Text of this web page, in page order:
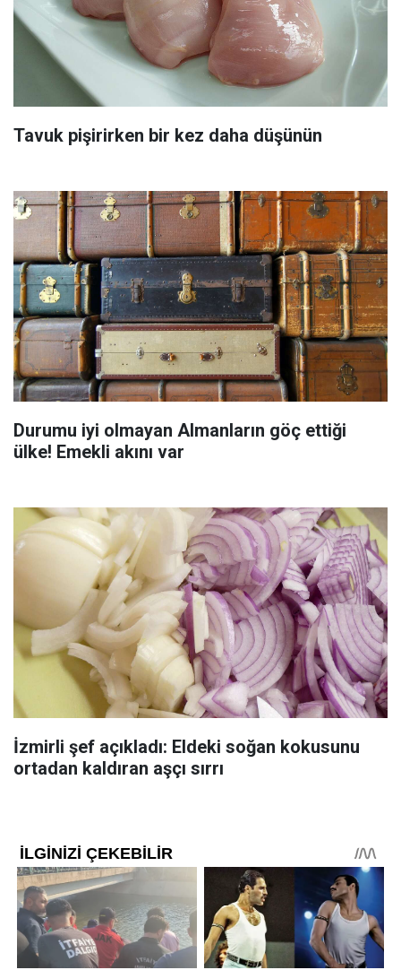
Tavuk pişirirken bir kez daha düşünün
Durumu iyi olmayan Almanların göç ettiği
ülke! Emekli akını var
İzmirli şef açıkladı: Eldeki soğan kokusunu
ortadan kaldıran aşçı sırrı